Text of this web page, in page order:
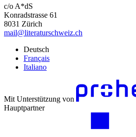
c/o A*dS
Konradstrasse 61
8031 Zürich
mail@literaturschweiz.ch
Deutsch
Français
Italiano
Mit Unterstützung von
Hauptpartner